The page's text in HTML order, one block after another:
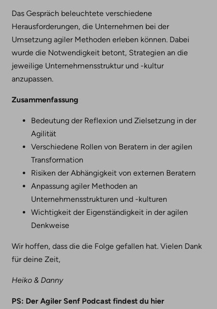
Das Gespräch beleuchtete verschiedene
Herausforderungen, die Unternehmen bei der
Umsetzung agiler Methoden erleben können. Dabei
wurde die Notwendigkeit betont, Strategien an die
jeweilige Unternehmensstruktur und -kultur
anzupassen.
Zusammenfassung
Bedeutung der Reflexion und Zielsetzung in der
Agilität
Verschiedene Rollen von Beratern in der agilen
Transformation
Risiken der Abhängigkeit von externen Beratern
Anpassung agiler Methoden an
Unternehmensstrukturen und -kulturen
Wichtigkeit der Eigenständigkeit in der agilen
Denkweise
Wir hoffen, dass die die Folge gefallen hat. Vielen Dank
für deine Zeit,
Heiko & Danny
PS: Der Agiler Senf Podcast findest du hier